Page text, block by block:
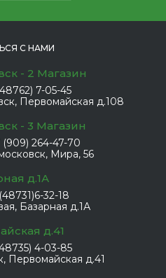
С НАМИ
- 2 Магазин
7-05-45
Первомайская д.108
- 3 Магазин
(909) 264-47-70
Мира, 56
д.1А
(48731)6-32-18
Базарная д.1А
д.41
4-03-85
Первомайская д.41